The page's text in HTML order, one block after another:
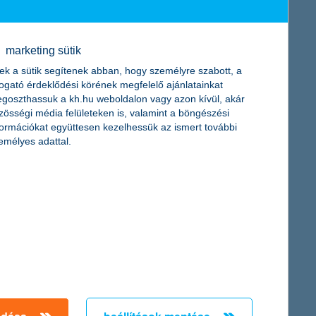
finanszírozásán keresztül. A K&H 2016.
239 milliárd forint (ebből 2015-ben 55 milliárd forint) adó
marketing sütik
a sütik segítenek abban, hogy személyre szabott, a
érdeklődési körének megfelelő ajánlatainkat
a kh.hu weboldalon vagy azon kívül, akár
média felületeken is, valamint a böngészési
együttesen kezelhessük az ismert további
adattal.